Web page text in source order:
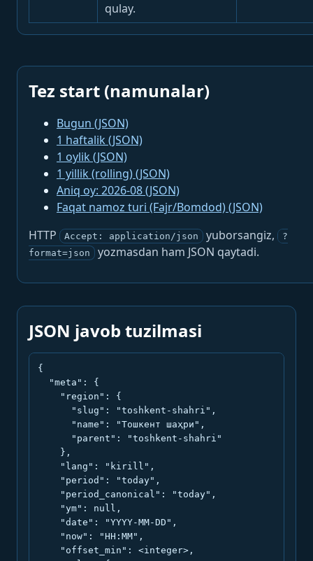
qulay.
Tez start (namunalar)
Bugun (JSON)
1 haftalik (JSON)
1 oylik (JSON)
1 yillik (rolling) (JSON)
Aniq oy: 2026-08 (JSON)
Faqat namoz turi (Fajr/Bomdod) (JSON)
HTTP
Accept: application/json yuborsangiz,
?
format=json
yozmasdan ham JSON qaytadi.
JSON javob tuzilmasi
{
  "meta": {
    "region": {
      "slug": "toshkent-shahri",
      "name": "Тошкент шаҳри",
      "parent": "toshkent-shahri"
    },
    "lang": "kirill",
    "period": "today",
    "period_canonical": "today",
    "ym": null,
    "date": "YYYY-MM-DD",
    "now": "HH:MM",
    "offset_min": <integer>,